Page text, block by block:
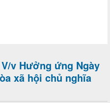
v Hưởng ứng Ngày
xã hội chủ nghĩa